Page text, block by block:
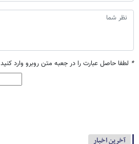
* لطفا حاصل عبارت را در جعبه متن روبرو وارد کنید
آخرین اخبار